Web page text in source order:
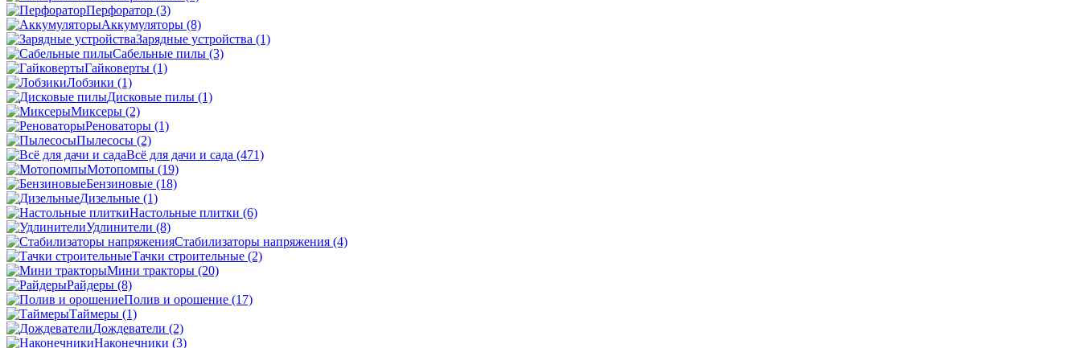
Перфоратор (3)
Аккумуляторы (8)
Зарядные устройства (1)
Сабельные пилы (3)
Гайковерты (1)
Лобзики (1)
Дисковые пилы (1)
Миксеры (2)
Реноваторы (1)
Пылесосы (2)
Всё для дачи и сада (471)
Мотопомпы (19)
Бензиновые (18)
Дизельные (1)
Настольные плитки (6)
Удлинители (8)
Стабилизаторы напряжения (4)
Тачки строительные (2)
Мини тракторы (20)
Райдеры (8)
Полив и орошение (17)
Таймеры (1)
Дождеватели (2)
Наконечники (3)